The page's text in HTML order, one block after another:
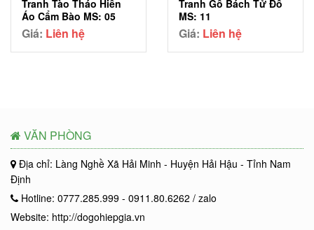
Tranh Tào Tháo Hiến
Áo Cẩm Bào MS: 05
Giá: Liên hệ
Tranh Gỗ Bách Tử Đồ
MS: 11
Giá: Liên hệ
VĂN PHÒNG
Địa chỉ: Làng Nghề Xã Hải Minh - Huyện Hải Hậu - Tỉnh Nam
Định
Hotline: 0777.285.999 - 0911.80.6262 / zalo
Website: http://dogohiepgia.vn